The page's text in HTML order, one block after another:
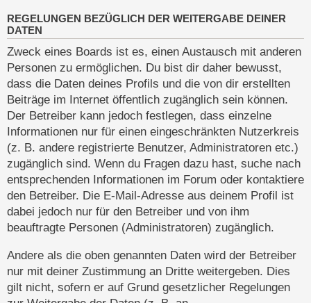
REGELUNGEN BEZÜGLICH DER WEITERGABE DEINER
DATEN
Zweck eines Boards ist es, einen Austausch mit anderen
Personen zu ermöglichen. Du bist dir daher bewusst,
dass die Daten deines Profils und die von dir erstellten
Beiträge im Internet öffentlich zugänglich sein können.
Der Betreiber kann jedoch festlegen, dass einzelne
Informationen nur für einen eingeschränkten Nutzerkreis
(z. B. andere registrierte Benutzer, Administratoren etc.)
zugänglich sind. Wenn du Fragen dazu hast, suche nach
entsprechenden Informationen im Forum oder kontaktiere
den Betreiber. Die E-Mail-Adresse aus deinem Profil ist
dabei jedoch nur für den Betreiber und von ihm
beauftragte Personen (Administratoren) zugänglich.
Andere als die oben genannten Daten wird der Betreiber
nur mit deiner Zustimmung an Dritte weitergeben. Dies
gilt nicht, sofern er auf Grund gesetzlicher Regelungen